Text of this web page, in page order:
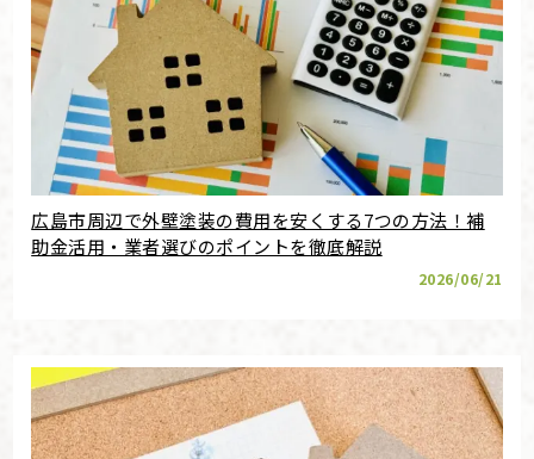
広島市周辺で外壁塗装の費用を安くする7つの方法！補
助金活用・業者選びのポイントを徹底解説
2026/06/21